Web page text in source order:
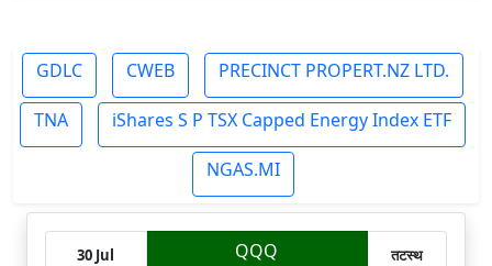
GDLC CWEB PRECINCT PROPERT.NZ LTD.
TNA iShares S P TSX Capped Energy Index ETF
NGAS.MI
30 Jul
QQQ तटस्थ